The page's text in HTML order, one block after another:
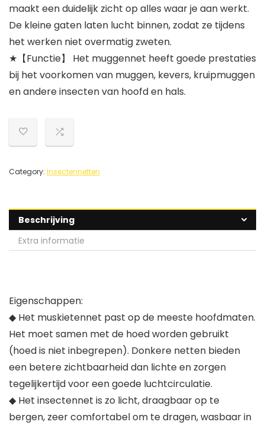
maakt een duidelijk zicht op alles waar je aan werkt.
De kleine gaten laten lucht binnen, zodat ze tijdens
het werken niet overmatig zweten.
★【Functie】 Het muggennet heeft goede prestaties
bij het voorkomen van muggen, kevers, kruipmuggen
en andere insecten van hoofd en hals.
Category: Insectennetten
Beschrijving
Extra informatie
Eigenschappen:
◆ Het muskietennet past op de meeste hoofdmaten.
Het moet samen met de hoed worden gebruikt
(hoed is niet inbegrepen). Donkere netten bieden
een betere zichtbaarheid dan lichte en zorgen
tegelijkertijd voor een goede luchtcirculatie.
◆ Het insectennet is zo licht, draagbaar op te
bergen, zeer comfortabel om te dragen, wasbaar in